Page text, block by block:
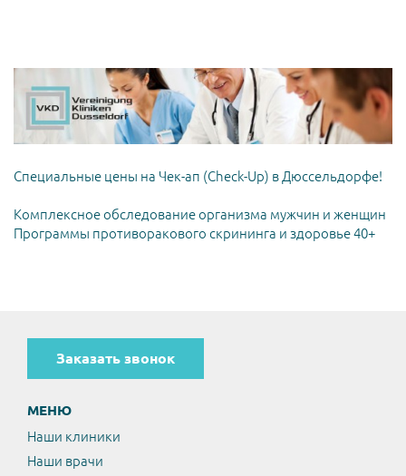
Специальные цены на Чек-ап (Check-Up) в Дюссельдорфе!
Комплексное обследование организма мужчин и женщин
Программы противоракового скрининга и здоровье 40+
Заказать звонок
МЕНЮ
Наши клиники
Наши врачи